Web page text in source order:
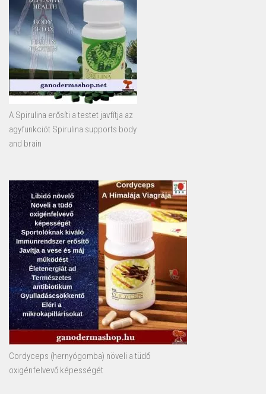
A Spirulina erősíti a testet javfítja az
agyfunkciót Spirulina supports body
and brain
Cordyceps (hernyógomba) növeli a tüdő
oxigénfelvevő képességét